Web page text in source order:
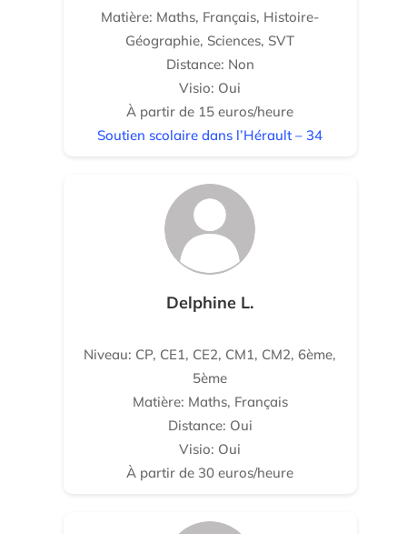
Matière: Maths, Français, Histoire-
Géographie, Sciences, SVT
Distance: Non
Visio: Oui
À partir de 15 euros/heure
Soutien scolaire dans l’Hérault – 34
Delphine L.
Niveau: CP, CE1, CE2, CM1, CM2, 6ème,
5ème
Matière: Maths, Français
Distance: Oui
Visio: Oui
À partir de 30 euros/heure